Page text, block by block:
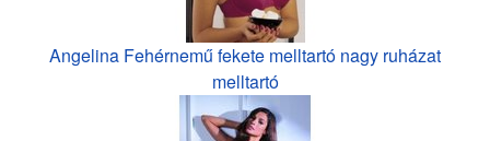
Angelina Fehérnemű fekete melltartó nagy ruházat
melltartó